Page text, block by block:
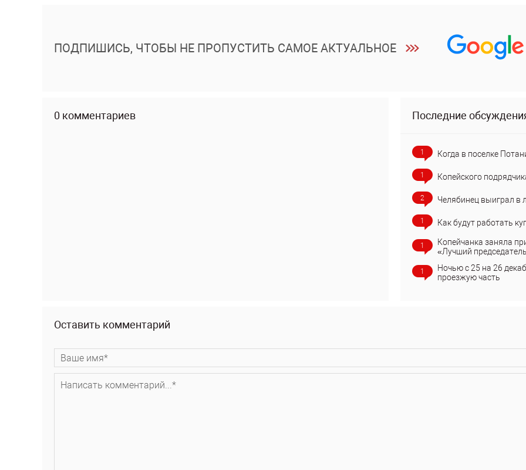
ПОДПИШИСЬ, ЧТОБЫ НЕ ПРОПУСТИТЬ САМОЕ АКТУАЛЬНОЕ
0 комментариев Последние
1 Когда в поселке
1 Копейского
2 Челябинец выиграл в
1 Как будут работать
1
Копейчанка заняла
«Лучший
1
Ночью с 25 на 26
проезжую часть
Оставить комментарий